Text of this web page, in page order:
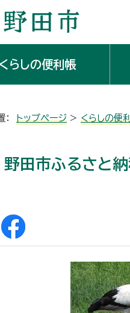
くらしの便利帳
： トップページ > くらしの便
野田市ふるさと